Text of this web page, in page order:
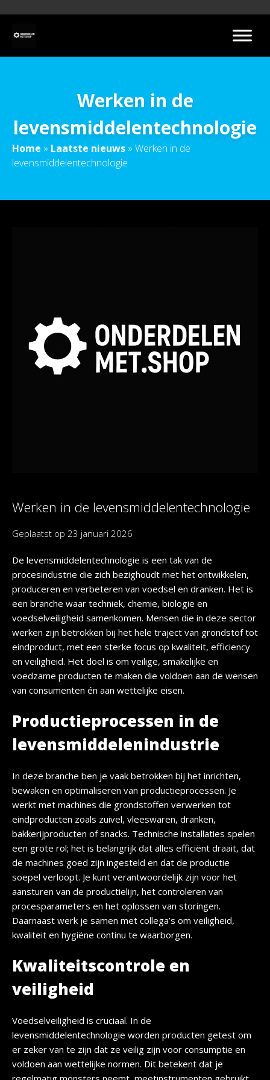
Werken in de
levensmiddelentechnologie
Home » Laatste nieuws » Werken in de
levensmiddelentechnologie
Werken in de levensmiddelentechnologie
Geplaatst op 23 januari 2026
De levensmiddelentechnologie is een tak van de
procesindustrie die zich bezighoudt met het ontwikkelen,
produceren en verbeteren van voedsel en dranken. Het is
een branche waar techniek, chemie, biologie en
voedselveiligheid samenkomen. Mensen die in deze sector
werken zijn betrokken bij het hele traject van grondstof tot
eindproduct, met een sterke focus op kwaliteit, efficiency
en veiligheid. Het doel is om veilige, smakelijke en
voedzame producten te maken die voldoen aan de wensen
van consumenten én aan wettelijke eisen.
Productieprocessen in de
levensmiddelenindustrie
In deze branche ben je vaak betrokken bij het inrichten,
bewaken en optimaliseren van productieprocessen. Je
werkt met machines die grondstoffen verwerken tot
eindproducten zoals zuivel, vleeswaren, dranken,
bakkerijproducten of snacks. Technische installaties spelen
een grote rol; het is belangrijk dat alles efficiënt draait, dat
de machines goed zijn ingesteld en dat de productie
soepel verloopt. Je kunt verantwoordelijk zijn voor het
aansturen van de productielijn, het controleren van
procesparameters en het oplossen van storingen.
Daarnaast werk je samen met collega’s om veiligheid,
kwaliteit en hygiëne continu te waarborgen.
Kwaliteitscontrole en
veiligheid
Voedselveiligheid is cruciaal. In de
levensmiddelentechnologie worden producten getest om
er zeker van te zijn dat ze veilig zijn voor consumptie en
voldoen aan wettelijke normen. Dit betekent dat je